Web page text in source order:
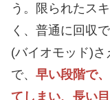
う。限られたス
く、普通に回収
(バイオモッド)
で、 早い段階で
てしまい、長い